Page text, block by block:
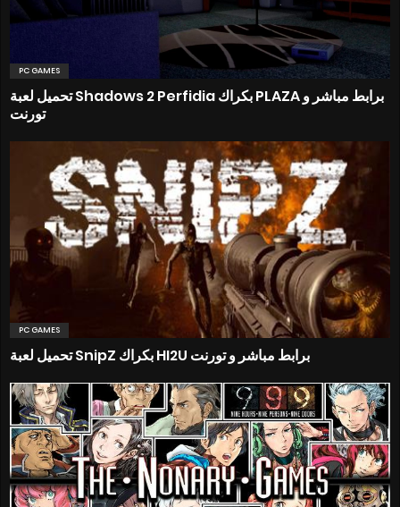
PC GAMES
تحميل لعبة Shadows 2 Perfidia بكراك PLAZA برابط مباشر و
تورنت
PC GAMES
تحميل لعبة SnipZ بكراك HI2U برابط مباشر و تورنت